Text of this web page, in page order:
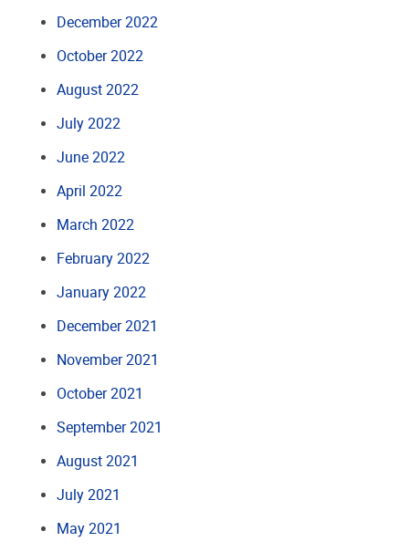
December 2022
October 2022
August 2022
July 2022
June 2022
April 2022
March 2022
February 2022
January 2022
December 2021
November 2021
October 2021
September 2021
August 2021
July 2021
May 2021